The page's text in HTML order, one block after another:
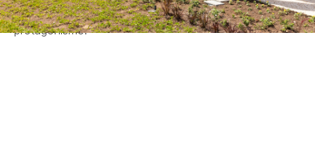
e a simplicidade respeitam a hierarquia de
protagonismo.